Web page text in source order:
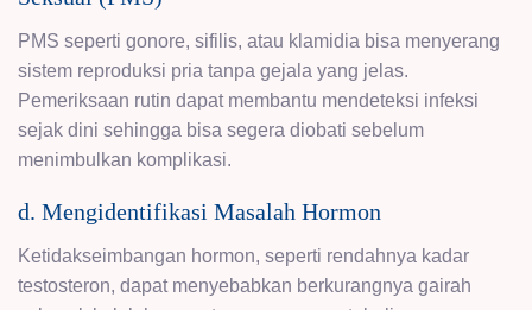
PMS seperti gonore, sifilis, atau klamidia bisa menyerang
sistem reproduksi pria tanpa gejala yang jelas.
Pemeriksaan rutin dapat membantu mendeteksi infeksi
sejak dini sehingga bisa segera diobati sebelum
menimbulkan komplikasi.
d. Mengidentifikasi Masalah Hormon
Ketidakseimbangan hormon, seperti rendahnya kadar
testosteron, dapat menyebabkan berkurangnya gairah